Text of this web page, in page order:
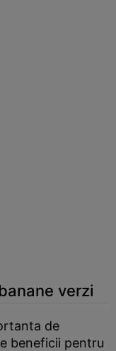
verzi
de
beneficii pentru